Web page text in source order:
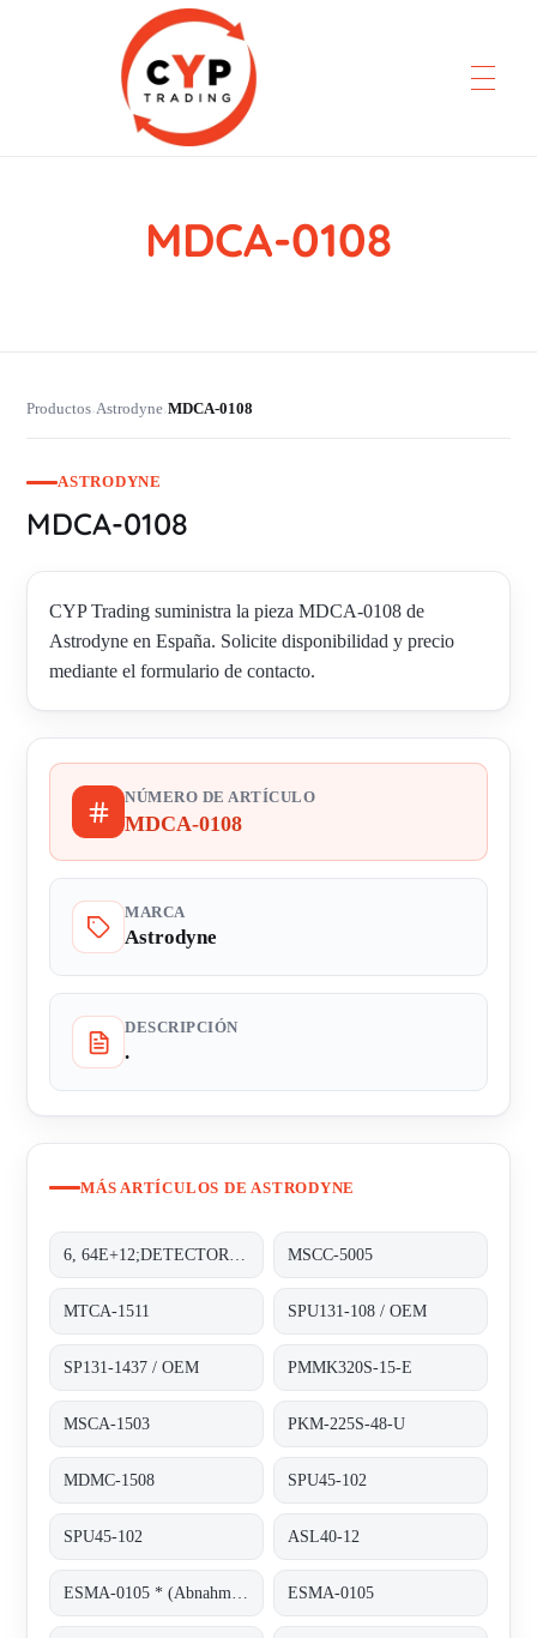
CYP Trading
MDCA-0108
Productos›Astrodyne›MDCA-0108
ASTRODYNE
MDCA-0108
CYP Trading suministra la pieza MDCA-0108 de
Astrodyne en España. Solicite disponibilidad y precio
mediante el formulario de contacto.
NÚMERO DE ARTÍCULO
MDCA-0108
MARCA
Astrodyne
DESCRIPCIÓN
.
MÁS ARTÍCULOS DE ASTRODYNE
MSCC-5005
MTCA-1511 SPU131-108 / OEM
SP131-1437 / OEM PMMK320S-15-E
MSCA-1503 PKM-225S-48-U
MDMC-1508 SPU45-102
SPU45-102 ASL40-12
ESMA-0105